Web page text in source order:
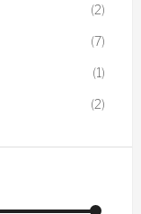
(2)
(7)
(1)
(2)